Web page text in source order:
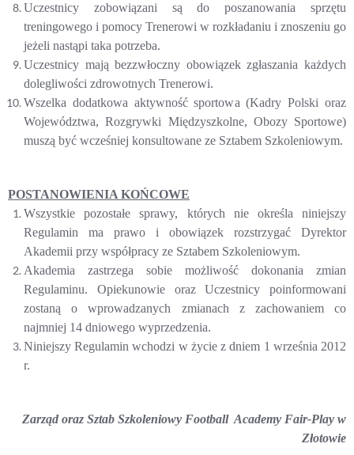
Uczestnicy zobowiązani są do poszanowania sprzętu
treningowego i pomocy Trenerowi w rozkładaniu i znoszeniu go
jeżeli nastąpi taka potrzeba.
Uczestnicy mają bezzwłoczny obowiązek zgłaszania każdych
dolegliwości zdrowotnych Trenerowi.
Wszelka dodatkowa aktywność sportowa (Kadry Polski oraz
Województwa, Rozgrywki Międzyszkolne, Obozy Sportowe)
muszą być wcześniej konsultowane ze Sztabem Szkoleniowym.
POSTANOWIENIA KOŃCOWE
Wszystkie pozostałe sprawy, których nie określa niniejszy
Regulamin ma prawo i obowiązek rozstrzygać Dyrektor
Akademii przy współpracy ze Sztabem Szkoleniowym.
Akademia zastrzega sobie możliwość dokonania zmian
Regulaminu. Opiekunowie oraz Uczestnicy poinformowani
zostaną o wprowadzanych zmianach z zachowaniem co
najmniej 14 dniowego wyprzedzenia.
Niniejszy Regulamin wchodzi w życie z dniem 1 września 2012
r.
Zarząd oraz Sztab Szkoleniowy Football Academy Fair-Play w
Złotowie